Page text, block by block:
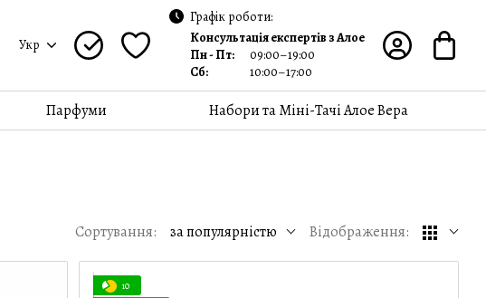
Укр
Графік роботи:
Консультація експертів з Алое
Пн - Пт:
09:00–19:00
Сб:
10:00–17:00
Парфуми Набори та Міні-Тачі Алое Вера
Сортування: за популярністю Відображення:
10